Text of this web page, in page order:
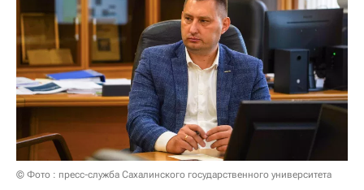
© Фото : пресс-служба Сахалинского государственного университета